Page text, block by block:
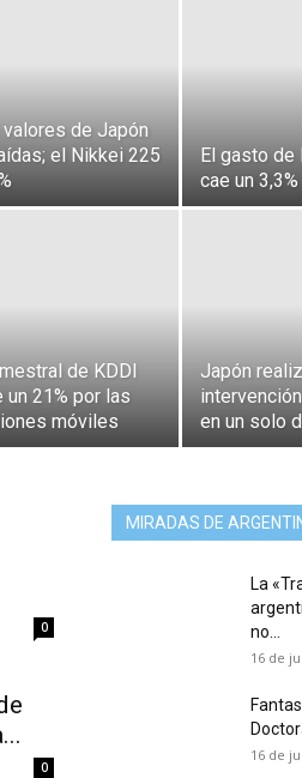
de Japón
el Nikkei 225
El gasto de
cae un
de KDDI
21% por las
móviles
Japón
en un solo
0
0
MIRADAS DE
La
no...
16 de
16 de